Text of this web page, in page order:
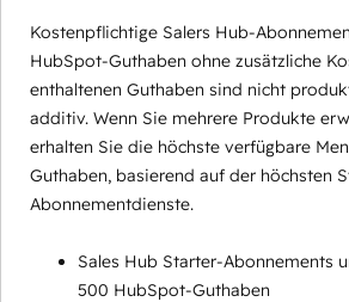
Kostenpflichtige Salers Hub-
HubSpot-Guthaben ohne zusätzliche
enthaltenen Guthaben sind nicht
additiv. Wenn Sie mehrere Produkte
erhalten Sie die höchste verfügbare
Guthaben, basierend auf der höchsten
Abonnementdienste.
Sales Hub Starter-Abonnements
500 HubSpot-Guthaben